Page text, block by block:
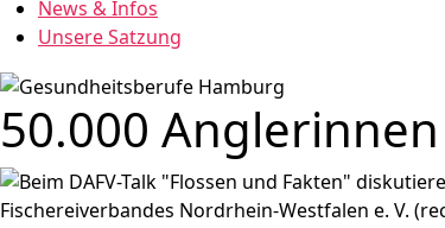
News & Infos
Unsere Satzung
50.000 Anglerinnen